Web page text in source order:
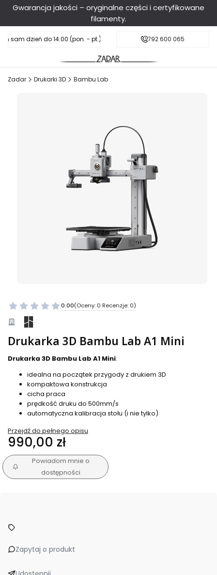
Gwarancja jakości – oryginalne części i certyfikowane
filamenty.
sam dzień do 14:00 (pon. - pt.), sobota do 11:00Darmowa dostawa od 199 zł
792 600 065
Zadar Drukarki 3D Bambu Lab
0.00(Oceny: 0 Recenzje: 0)
Drukarka 3D Bambu Lab A1 Mini
Drukarka 3D Bambu Lab A1 Mini:
idealna na początek przygody z drukiem 3D
kompaktowa konstrukcja
cicha praca
prędkość druku do 500mm/s
automatyczna kalibracja stołu (i nie tylko)
Przejdź do pełnego opisu
Cena
990,00 zł
Powiadom mnie o
dostępności
Zapytaj o produkt